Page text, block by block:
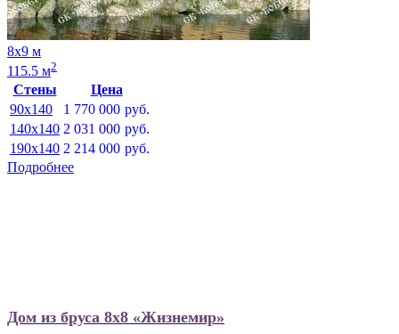
8х9 м
115.5 м2
Стены
Цена
90x140
1 770 000 руб.
140x140 2 031 000 руб.
190x140 2 214 000 руб.
Подробнее
Дом из бруса 8х8 «Жизнемир»